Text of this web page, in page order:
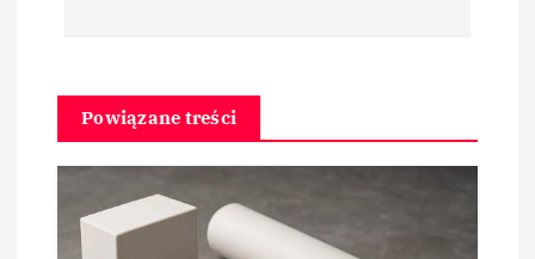
c
Powiązane treści